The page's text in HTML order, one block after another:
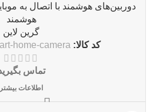
دوربین‌های هوشمند با اتصال به
هوشمند
گرین لاین
کد کالا: home-camera
تماس
اطلاعات بیشتر